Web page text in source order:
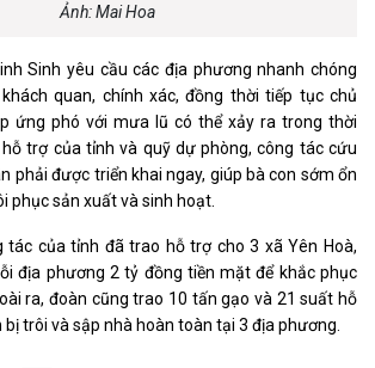
Ảnh: Mai Hoa
Sinh yêu cầu các địa phương nhanh chóng
quan, chính xác, đồng thời tiếp tục chủ
ứng phó với mưa lũ có thể xảy ra trong thời
trợ của tỉnh và quỹ dự phòng, công tác cứu
phải được triển khai ngay, giúp bà con sớm ổn
phục sản xuất và sinh hoạt.
tác của tỉnh đã trao hỗ trợ cho 3 xã Yên Hoà,
địa phương 2 tỷ đồng tiền mặt để khắc phục
ra, đoàn cũng trao 10 tấn gạo và 21 suất hỗ
trôi và sập nhà hoàn toàn tại 3 địa phương.